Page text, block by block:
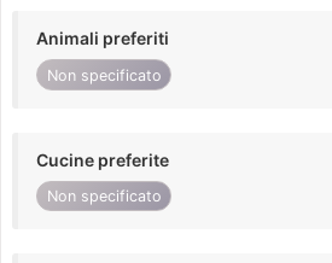
Animali preferiti
Non specificato
Cucine preferite
Non specificato